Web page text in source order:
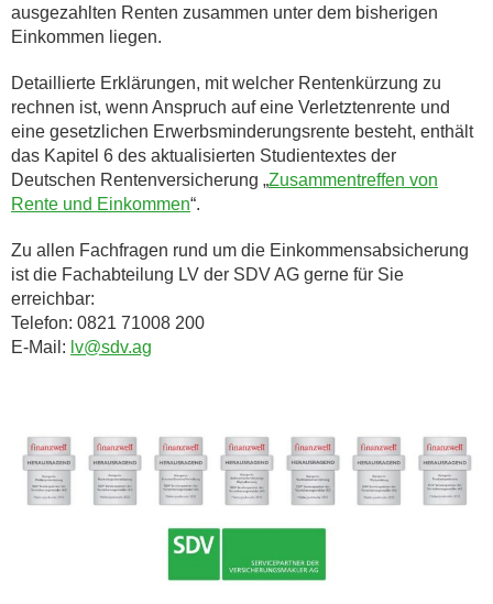
ausgezahlten Renten zusammen unter dem bisherigen
Einkommen liegen.
Detaillierte Erklärungen, mit welcher Rentenkürzung zu
rechnen ist, wenn Anspruch auf eine Verletztenrente und
eine gesetzlichen Erwerbsminderungsrente besteht, enthält
das Kapitel 6 des aktualisierten Studientextes der
Deutschen Rentenversicherung „Zusammentreffen von
Rente und Einkommen“.
Zu allen Fachfragen rund um die Einkommensabsicherung
ist die Fachabteilung LV der SDV AG gerne für Sie
erreichbar:
Telefon: 0821 71008 200
E-Mail: lv@sdv.ag